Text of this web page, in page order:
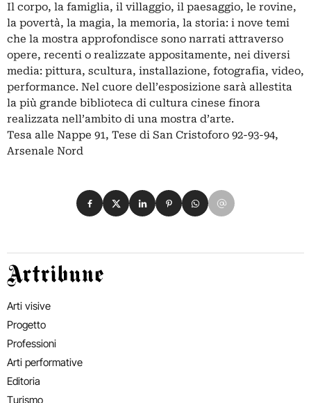
Il corpo, la famiglia, il villaggio, il paesaggio, le rovine,
la povertà, la magia, la memoria, la storia: i nove temi
che la mostra approfondisce sono narrati attraverso
opere, recenti o realizzate appositamente, nei diversi
media: pittura, scultura, installazione, fotografia, video,
performance. Nel cuore dell’esposizione sarà allestita
la più grande biblioteca di cultura cinese finora
realizzata nell’ambito di una mostra d’arte.
Tesa alle Nappe 91, Tese di San Cristoforo 92-93-94,
Arsenale Nord
Condividi su Facebook
Condividi su X
Condividi su LinkedIn
Condividi su Pinterest
Condividi su WhatsApp
Condividi su Email
Artribune
Arti visive
Progetto
Professioni
Arti performative
Editoria
Turismo